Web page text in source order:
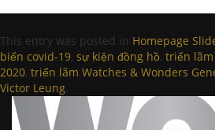
This entry was posted in Homepage
biến covid-19, sự kiện đồng hồ, triển
2020, triển lãm Watches & Wonders
Victor Leung.